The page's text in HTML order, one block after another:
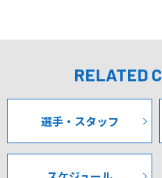
RELATED
選手・スタッフ